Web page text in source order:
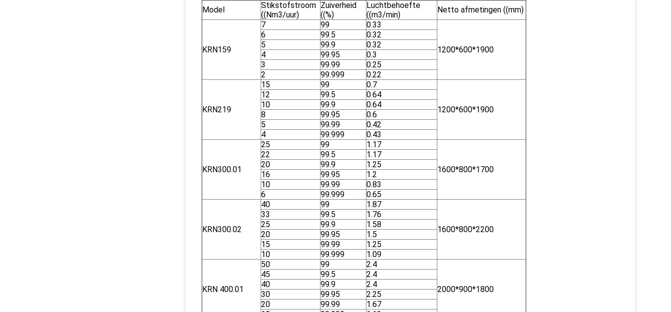
Model
Stikstofstroom
((Nm3/uur)
Zuiverheid
((%)
Luchtbehoefte
((m3/min)
Netto afmetingen ((mm)
KRN159
7 99 0.33
1200*600*1900
6 99.5
0.32
5
99.9
0.32
4
99.95
0.3
3
99.99
0.25
2
99.999 0.22
KRN219
15 99 0.7
1200*600*1900
12 99.5
0.64
10
99.9
0.64
8
99.95
0.6
5
99.99
0.42
4
99.999 0.43
KRN300.01
25 99 1.17
1600*800*1700
22 99.5
1.17
20
99.9
1.25
16
99.95
1.2
10
99.99
0.83
6
99.999 0.65
KRN300.02
40 99 1.87
1600*800*2200
33 99.5
1.76
25
99.9
1.58
20
99.95
1.5
15
99.99
1.25
10
99.999 1.09
KRN 400.01
50 99 2.4
2000*900*1800
45 99.5
2.4
40
99.9
2.4
30
99.95
2.25
20
99.99
1.67